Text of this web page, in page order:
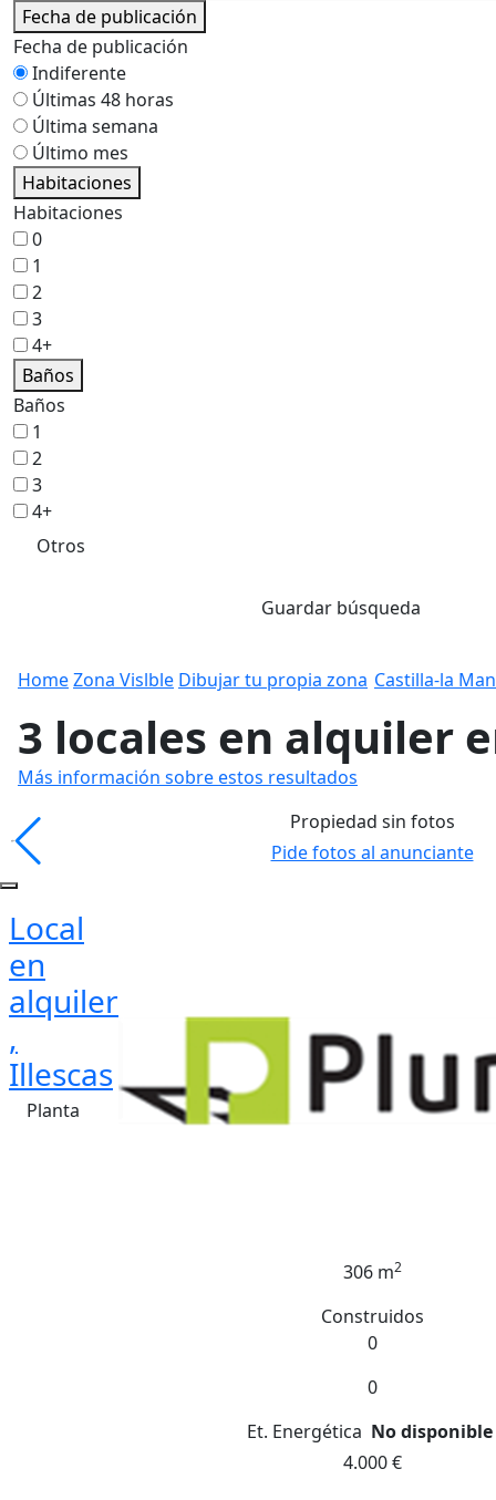
Fecha de publicación
Fecha de publicación
Indiferente
Últimas 48 horas
Última semana
Último mes
Habitaciones
Habitaciones
0
1
2
3
4+
Baños
Baños
1
2
3
4+
Otros
Guardar búsqueda
HomeZona Vislble Dibujar tu propia zona Castilla-la
3 locales en alquiler
Más información sobre estos resultados
Propiedad sin fotos
Pide fotos al anunciante
Local
en
alquiler
,
Illescas
Planta
306 m2
Construidos
0
0
Et. Energética No disponible
4.000 €